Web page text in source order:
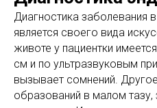
Диагностика заболевания
является своего вида
животе у пациентки
см и по ультразвуковым
вызывает сомнений.
образований в малом тазу,